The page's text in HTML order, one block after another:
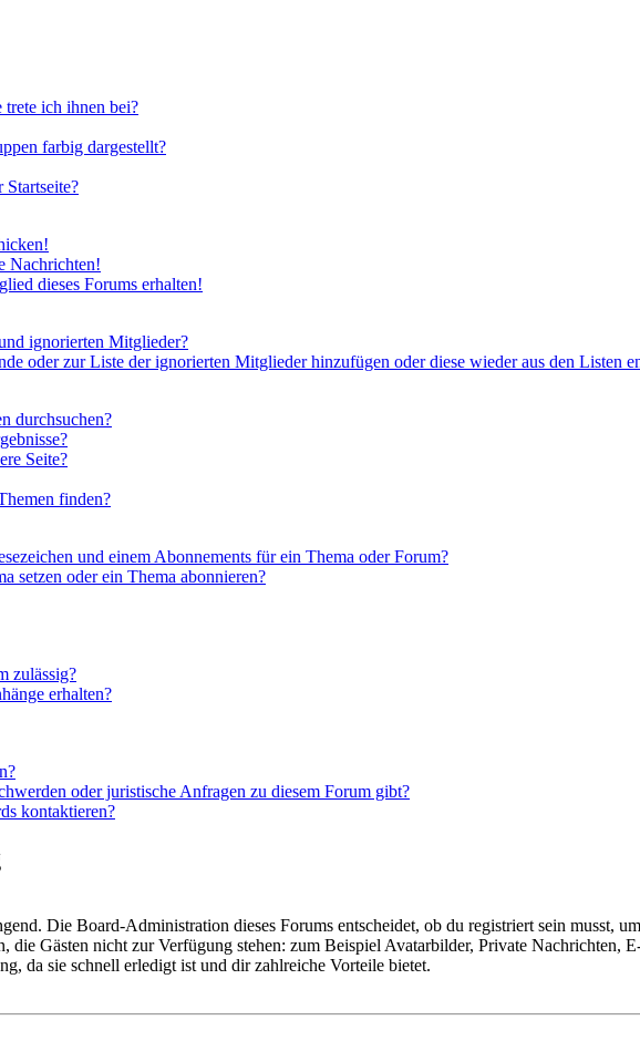
ich ihnen bei?
farbig dargestellt?
Startseite?
Nachrichten!
dieses Forums erhalten!
ignorierten Mitglieder?
oder zur Liste der ignorierten Mitglieder hinzufügen oder diese wieder aus den Listen
durchsuchen?
Seite?
finden?
und einem Abonnements für ein Thema oder Forum?
setzen oder ein Thema abonnieren?
zulässig?
erhalten?
oder juristische Anfragen zu diesem Forum gibt?
kontaktieren?
Die Board-Administration dieses Forums entscheidet, ob du registriert sein musst,
Gästen nicht zur Verfügung stehen: zum Beispiel Avatarbilder, Private Nachrichten,
da sie schnell erledigt ist und dir zahlreiche Vorteile bietet.